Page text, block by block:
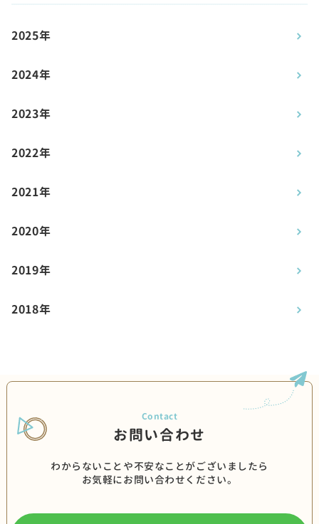
2025年
2024年
2023年
2022年
2021年
2020年
2019年
2018年
お問い合わせ
わからないことや不安なことがございましたら
お気軽にお問い合わせください。